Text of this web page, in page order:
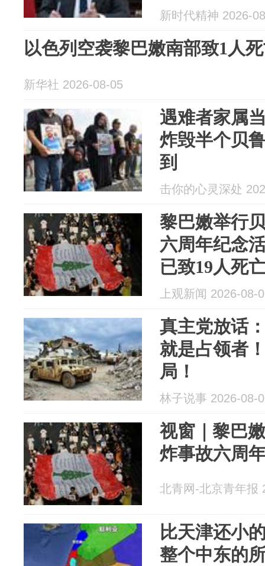
新时代精神 2026-
以色列空袭黎巴嫩南部致1人
新华社 2026-08-05
遇难者家属
炸毁半个贝
到
击你的心灵深处
黎巴嫩举行
六周年纪念
已致19人死
上观新闻 2026-08-
真主党放话
就是占领者
局！
林子说事 2026-08-
视窗｜黎巴
炸事故六周
北青网-北京青年报
比天津还小
整个中东的